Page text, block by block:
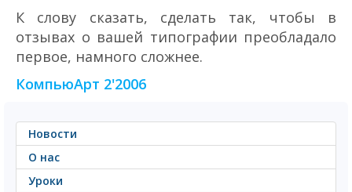
К слову сказать, сделать так, чтобы в
отзывах о вашей типографии преобладало
первое, намного сложнее.
КомпьюАрт 2'2006
Новости
О нас
Уроки